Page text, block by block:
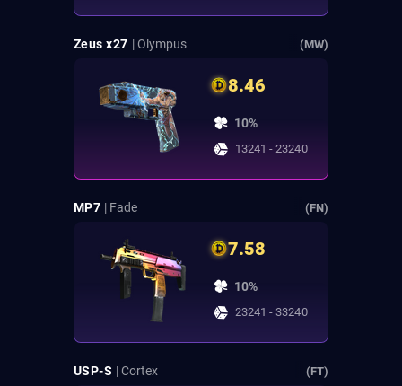
Zeus x27 | Olympus (MW)
8.46
10%
13241 - 23240
MP7 | Fade (FN)
7.58
10%
23241 - 33240
USP-S | Cortex (FT)